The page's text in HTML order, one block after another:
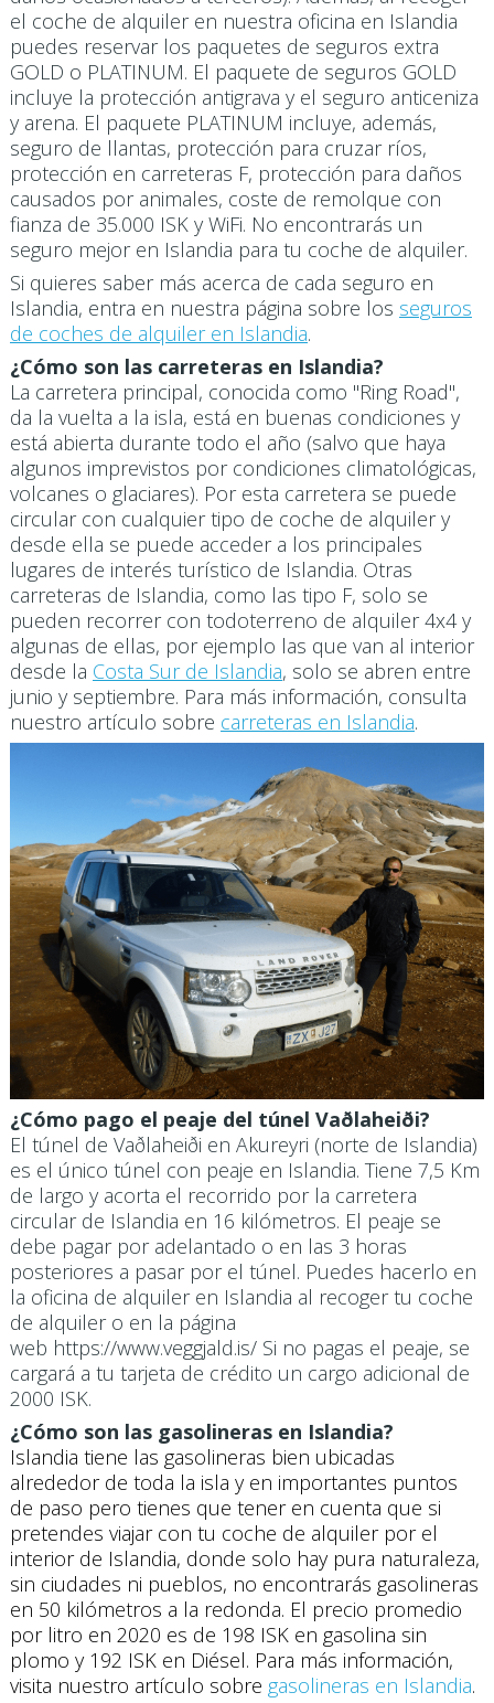
el coche de alquiler en nuestra oficina en Islandia
puedes reservar los paquetes de seguros extra
GOLD o PLATINUM. El paquete de seguros GOLD
incluye la protección antigrava y el seguro anticeniza
y arena. El paquete PLATINUM incluye, además,
seguro de llantas, protección para cruzar ríos,
protección en carreteras F, protección para daños
causados por animales, coste de remolque con
fianza de 35.000 ISK y WiFi. No encontrarás un
seguro mejor en Islandia para tu coche de alquiler.
Si quieres saber más acerca de cada seguro en
Islandia, entra en nuestra página sobre los seguros
de coches de alquiler en Islandia.
¿Cómo son las carreteras en Islandia?
La carretera principal, conocida como "Ring Road",
da la vuelta a la isla, está en buenas condiciones y
está abierta durante todo el año (salvo que haya
algunos imprevistos por condiciones climatológicas,
volcanes o glaciares). Por esta carretera se puede
circular con cualquier tipo de coche de alquiler y
desde ella se puede acceder a los principales
lugares de interés turístico de Islandia. Otras
carreteras de Islandia, como las tipo F, solo se
pueden recorrer con todoterreno de alquiler 4x4 y
algunas de ellas, por ejemplo las que van al interior
desde la Costa Sur de Islandia, solo se abren entre
junio y septiembre. Para más información, consulta
nuestro artículo sobre carreteras en Islandia.
¿Cómo pago el peaje del túnel Vaðlaheiði?
El túnel de Vaðlaheiði en Akureyri (norte de Islandia)
es el único túnel con peaje en Islandia. Tiene 7,5 Km
de largo y acorta el recorrido por la carretera
circular de Islandia en 16 kilómetros. El peaje se
debe pagar por adelantado o en las 3 horas
posteriores a pasar por el túnel. Puedes hacerlo en
la oficina de alquiler en Islandia al recoger tu coche
de alquiler o en la página
web https://www.veggjald.is/ Si no pagas el peaje, se
cargará a tu tarjeta de crédito un cargo adicional de
2000 ISK.
¿Cómo son las gasolineras en Islandia?
Islandia tiene las gasolineras bien ubicadas
alrededor de toda la isla y en importantes puntos
de paso pero tienes que tener en cuenta que si
pretendes viajar con tu coche de alquiler por el
interior de Islandia, donde solo hay pura naturaleza,
sin ciudades ni pueblos, no encontrarás gasolineras
en 50 kilómetros a la redonda. El precio promedio
por litro en 2020 es de 198 ISK en gasolina sin
plomo y 192 ISK en Diésel. Para más información,
visita nuestro artículo sobre gasolineras en Islandia.